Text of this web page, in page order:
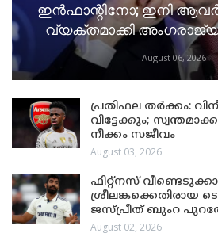
ഇൻഫാന്റിനോ; ഇനി
വ്യക്തമാക്കി
August 06, 2026
പ്രതിഫല തർക്കം:
വിട്ടേക്കും;
നീക്കം സജീവം
August 03, 2026
ഫിറ്റ്നസ്
ശ്രീലങ്കക്കെതിരായ
ജസ്പ്രീത് ബുംറ
August 02, 2026